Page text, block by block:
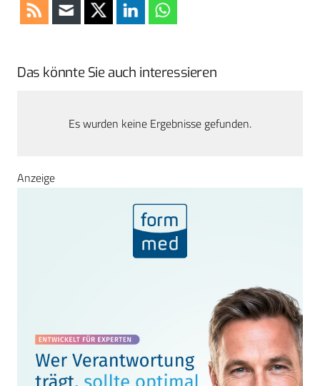
Das könnte Sie auch interessieren
Es wurden keine Ergebnisse gefunden.
Anzeige